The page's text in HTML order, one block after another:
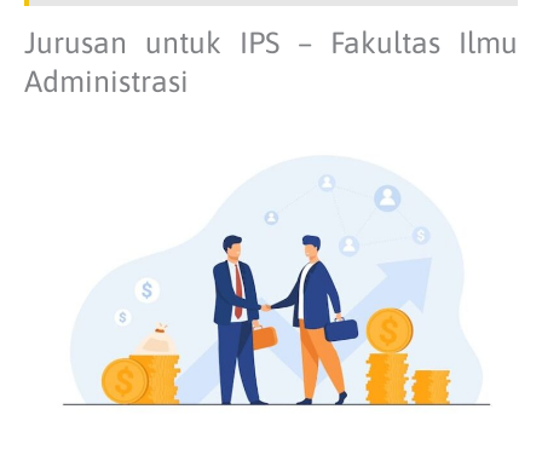
Jurusan untuk IPS – Fakultas Ilmu
Administrasi